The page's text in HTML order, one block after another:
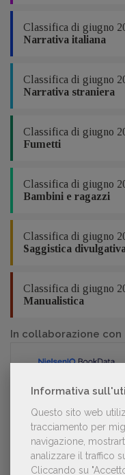
Informativa
Questo sito web
tracciamento per
navigazione,
analizzare il traffico
Cliccando su
Classifica di giugno
Narrativa italiana
Classifica di giugno
Narrativa straniera
Classifica di giugno
Fumetti
Classifica di giugno
Bambini e ragazzi
Classifica di giugno
Saggistica
Classifica di giugno
Manualistica
In collaborazione con
POLTRONE
Laura